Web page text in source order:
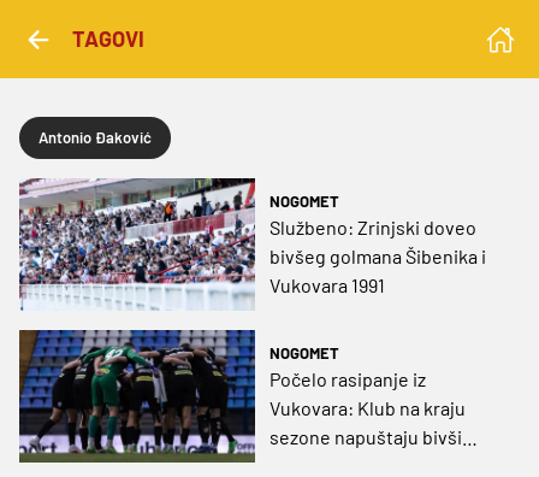
TAGOVI
Antonio Đaković
NOGOMET
Službeno: Zrinjski doveo
bivšeg golmana Šibenika i
Vukovara 1991
NOGOMET
Počelo rasipanje iz
Vukovara: Klub na kraju
sezone napuštaju bivši